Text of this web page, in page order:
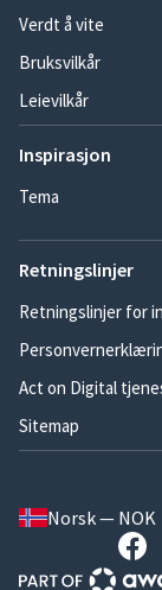
Verdt å vite
Bruksvilkår
Leievilkår
Inspirasjon
Tema
Retningslinjer
Retningslinjer for
Act on Digital
Sitemap
Norsk — NOK